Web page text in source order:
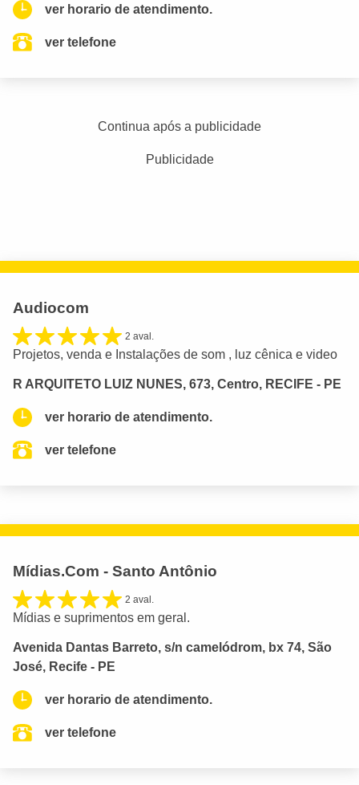
ver horario de atendimento.
ver telefone
Continua após a publicidade
Publicidade
Audiocom
2 aval.
Projetos, venda e Instalações de som , luz cênica e video
R ARQUITETO LUIZ NUNES, 673, Centro, RECIFE - PE
ver horario de atendimento.
ver telefone
Mídias.Com - Santo Antônio
2 aval.
Mídias e suprimentos em geral.
Avenida Dantas Barreto, s/n camelódrom, bx 74, São
José, Recife - PE
ver horario de atendimento.
ver telefone